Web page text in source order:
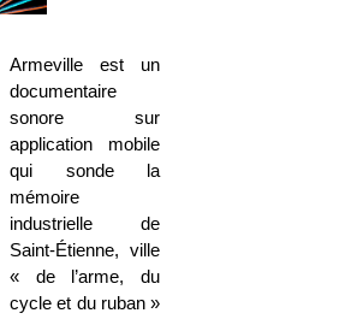
Armeville est un
documentaire
sonore sur
application mobile
qui sonde la
mémoire
industrielle de
Saint-Étienne, ville
« de l’arme, du
cycle et du ruban »